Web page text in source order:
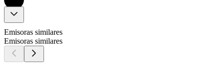
Emisoras similares
Emisoras similares